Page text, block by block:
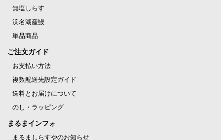
無塩しらす
浜名湖産鰻
単品商品
ご注文ガイド
お支払い方法
複数配送先設定ガイド
送料とお届けについて
のし・ラッピング
まるまインフォ
まるましらすやのお知らせ